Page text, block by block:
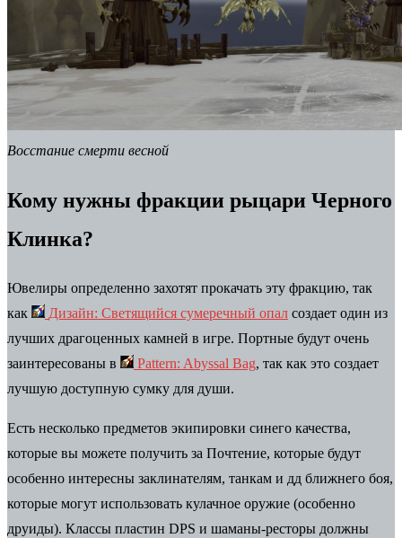
Восстание смерти весной
Кому нужны фракции рыцари Черного
Клинка?
Ювелиры определенно захотят прокачать эту фракцию, так
как
Дизайн: Светящийся сумеречный опал создает один из
лучших драгоценных камней в игре. Портные будут очень
заинтересованы в
Pattern: Abyssal Bag, так как это создает
лучшую доступную сумку для души.
Есть несколько предметов экипировки синего качества,
которые вы можете получить за Почтение, которые будут
особенно интересны заклинателям, танкам и дд ближнего боя,
которые могут использовать кулачное оружие (особенно
друиды). Классы пластин DPS и шаманы-ресторы должны